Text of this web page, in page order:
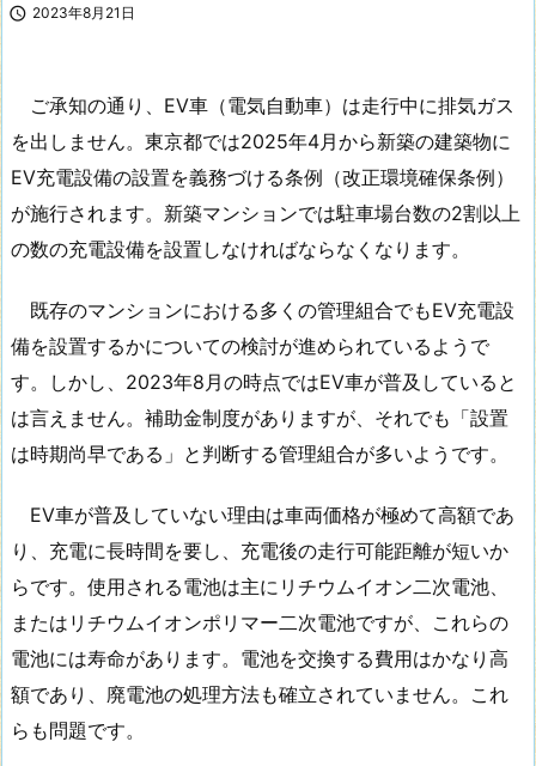
 2023年8月21日
ご承知の通り、EV車（電気自動車）は走行中に排気ガス
を出しません。東京都では2025年4月から新築の建築物に
EV充電設備の設置を義務づける条例（改正環境確保条例）
が施行されます。新築マンションでは駐車場台数の2割以上
の数の充電設備を設置しなければならなくなります。
既存のマンションにおける多くの管理組合でもEV充電設
備を設置するかについての検討が進められているようで
す。しかし、2023年8月の時点ではEV車が普及していると
は言えません。補助金制度がありますが、それでも「設置
は時期尚早である」と判断する管理組合が多いようです。
EV車が普及していない理由は車両価格が極めて高額であ
り、充電に長時間を要し、充電後の走行可能距離が短いか
らです。使用される電池は主にリチウムイオン二次電池、
またはリチウムイオンポリマー二次電池ですが、これらの
電池には寿命があります。電池を交換する費用はかなり高
額であり、廃電池の処理方法も確立されていません。これ
らも問題です。